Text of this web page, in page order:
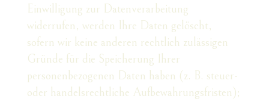
Einwilligung zur Datenverarbeitung
widerrufen, werden Ihre Daten gelöscht,
sofern wir keine anderen rechtlich zulässigen
Gründe für die Speicherung Ihrer
personenbezogenen Daten haben (z. B. steuer-
oder handelsrechtliche Aufbewahrungsfristen);